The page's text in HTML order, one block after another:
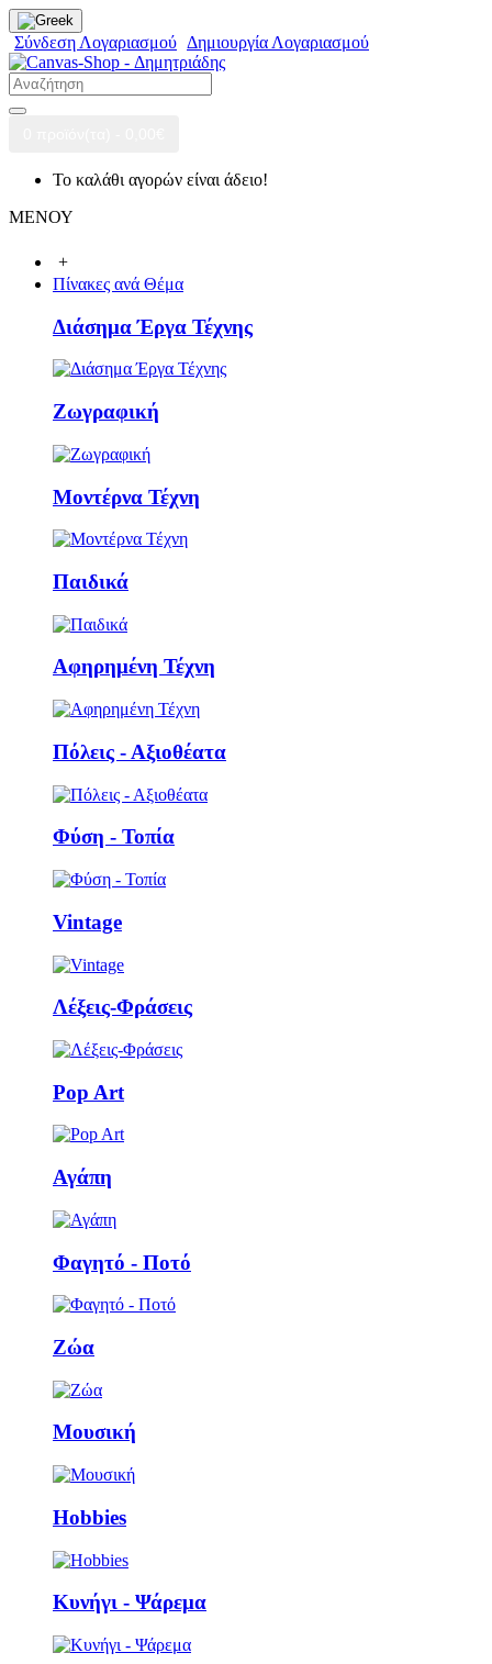
Σύνδεση Λογαριασμού Δημιουργία Λογαριασμού
Το καλάθι αγορών είναι άδειο!
ΜΕΝΟΥ
+
Πίνακες ανά Θέμα
Διάσημα Έργα Τέχνης
Ζωγραφική
Μοντέρνα Τέχνη
Παιδικά
Αφηρημένη Τέχνη
Πόλεις - Αξιοθέατα
Φύση - Τοπία
Vintage
Λέξεις-Φράσεις
Pop Art
Αγάπη
Φαγητό - Ποτό
Ζώα
Μουσική
Ηobbies
Κυνήγι - Ψάρεμα